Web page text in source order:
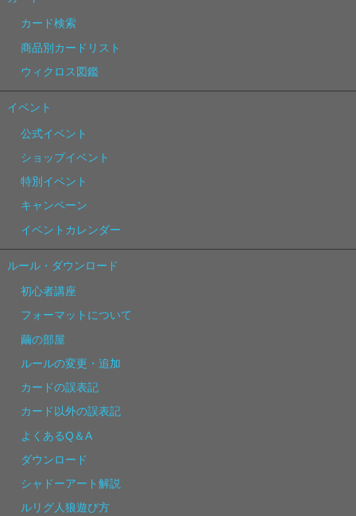
カード検索
商品別カードリスト
ウィクロス図鑑
イベント
公式イベント
ショップイベント
特別イベント
キャンペーン
イベントカレンダー
ルール・ダウンロード
初心者講座
フォーマットについて
繭の部屋
ルールの変更・追加
カードの誤表記
カード以外の誤表記
よくあるQ＆A
ダウンロード
シャドーアート解説
ルリグ人狼遊び方